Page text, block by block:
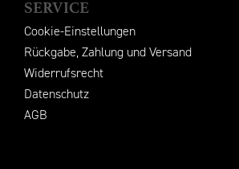
SERVICE
Cookie-Einstellungen
Rückgabe, Zahlung und Versand
Widerrufsrecht
Datenschutz
AGB